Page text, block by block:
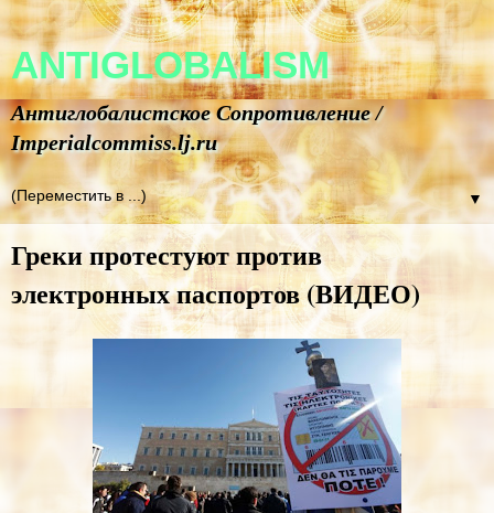
ANTIGLOBALISM
Антиглобалистское Сопротивление /
Imperialcommiss.lj.ru
▼
Греки протестуют против
электронных паспортов (ВИДЕО)